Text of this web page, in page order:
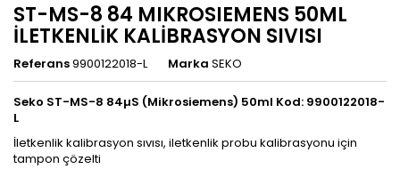
ST-MS-8 84 MIKROSIEMENS 50ML
İLETKENLİK KALİBRASYON SIVISI
Referans9900122018-L Marka SEKO
Seko ST-MS-8 84µS (Mikrosiemens) 50ml Kod: 9900122018-
L
İletkenlik kalibrasyon sıvısı, iletkenlik probu kalibrasyonu için
tampon çözelti